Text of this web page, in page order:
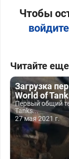
Чтобы
войдите
Читайте еще
Загрузка
World of
Первый общий
Tanks...
27 мая 2021 г.